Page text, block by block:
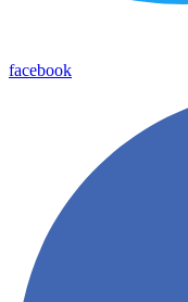
facebook